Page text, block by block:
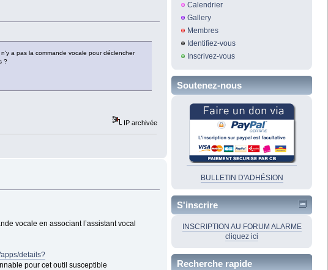
a pas la commande vocale pour déclencher
?
IP archivée
vocale en associant l’assistant vocal
details?
pour cet outil susceptible
Calendrier
Gallery
Membres
Identifiez-vous
Inscrivez-vous
Soutenez-nous
BULLETIN D'ADHÉSION
S'inscrire
INSCRIPTION AU FORUM ALARME
cliquez ici
Recherche rapide